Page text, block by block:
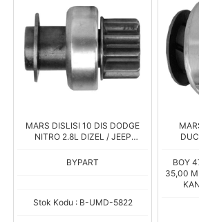
MARS DISLISI 10 DIS DODGE
NITRO 2.8L DIZEL / JEEP
BYPART
Stok Kodu : B-UMD-5822
BOY
35,00